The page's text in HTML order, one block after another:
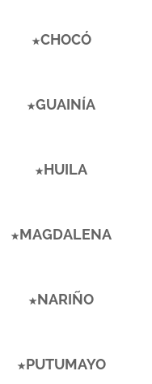
CHOCÓ
GUAINÍA
HUILA
MAGDALENA
NARIÑO
PUTUMAYO